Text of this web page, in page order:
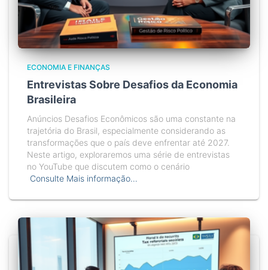
ECONOMIA E FINANÇAS
Entrevistas Sobre Desafios da Economia
Brasileira
Anúncios Desafios Econômicos são uma constante na
trajetória do Brasil, especialmente considerando as
transformações que o país deve enfrentar até 2027.
Neste artigo, exploraremos uma série de entrevistas
no YouTube que discutem como o cenário
Consulte Mais informação…